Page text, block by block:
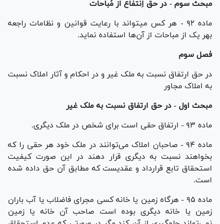
مبحث سوم - در حق اِنتفاع از مُباحات
ماده ۹۲ - هر کس میتواند با رعایت قوانین و نظامات راجعه
بهر یک از مباحات از آن‌ها استفاده نماید.
فصل سوم
‌در حق ارتفاق نسبت به ملک غیر و در احکام و آثار املاک نسبت
به املاک مجاور
مبحث اول - در حق ارتفاق نسبت به ملک غیر
ماده ۹۳ - ارتفاق حقی است برای شخص در ملک دیگری.
ماده ۹۴ - صاحبان املاک می‌توانند در ملک خود هر حقی را که
بخواهند نسبت به دیگری قرار دهند در این صورت کیفیت
استحقاق تابع قرارداد و عقدیست که مطابق آن حق داده شده
است.
ماده ۹۵ - هرگاه زمین یا خانه کسی مجرای فاضلاب یا آب باران
زمین یا خانه دیگری بوده است صاحب آن خانه یا زمین